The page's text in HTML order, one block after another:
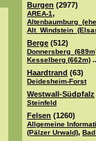
Burgen (2977)
AREA-1,
Berge (512)
Kesselberg (662m)
Haardtrand (63)
Deidesheim-Forst
Westwall-Südpfalz
Steinfeld
Felsen (1260)
Allgemeine
(Pälzer Urwald),